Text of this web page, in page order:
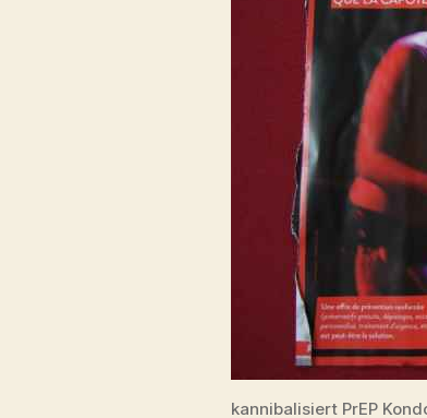
kannibalisiert PrEP